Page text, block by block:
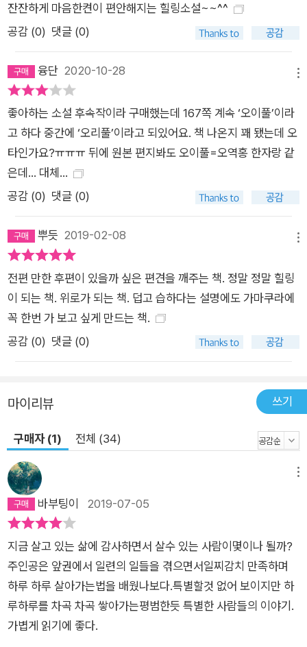
잔잔하게 마음한켠이 편안해지는 힐링소설~~^^
공감 (0) 댓글 (0)
융단 2020-10-28
좋아하는 소설 후속작이라 구매했는데 167쪽 계속 ‘오이풀’이라
고 하다 중간에 ‘오리풀’이라고 되있어요. 책 나온지 꽤 됐는데 오
타인가요?ㅠㅠㅠ 뒤에 원본 편지봐도 오이풀=오역홍 한자랑 같
은데... 대체...
공감 (0) 댓글 (0)
뿌듯 2019-02-08
전편 만한 후편이 있을까 싶은 편견을 깨주는 책. 정말 정말 힐링
이 되는 책. 위로가 되는 책. 덥고 습하다는 설명에도 가마쿠라에
꼭 한번 가 보고 싶게 만드는 책.
공감 (0) 댓글 (0)
마이리뷰 쓰기
구매자 (1) 전체 (34)
바부팅이 2019-07-05
지금 살고 있는 삶에 감사하면서 살수 있는 사람이몇이나 될까?
주인공은 앞권에서 일련의 일들을 겪으면서일찌감치 만족하며
하루 하루 살아가는법을 배웠나보다.특별할것 없어 보이지만 하
루하루를 차곡 차곡 쌓아가는평범한듯 특별한 사람들의 이야기.
가볍게 읽기에 좋다.